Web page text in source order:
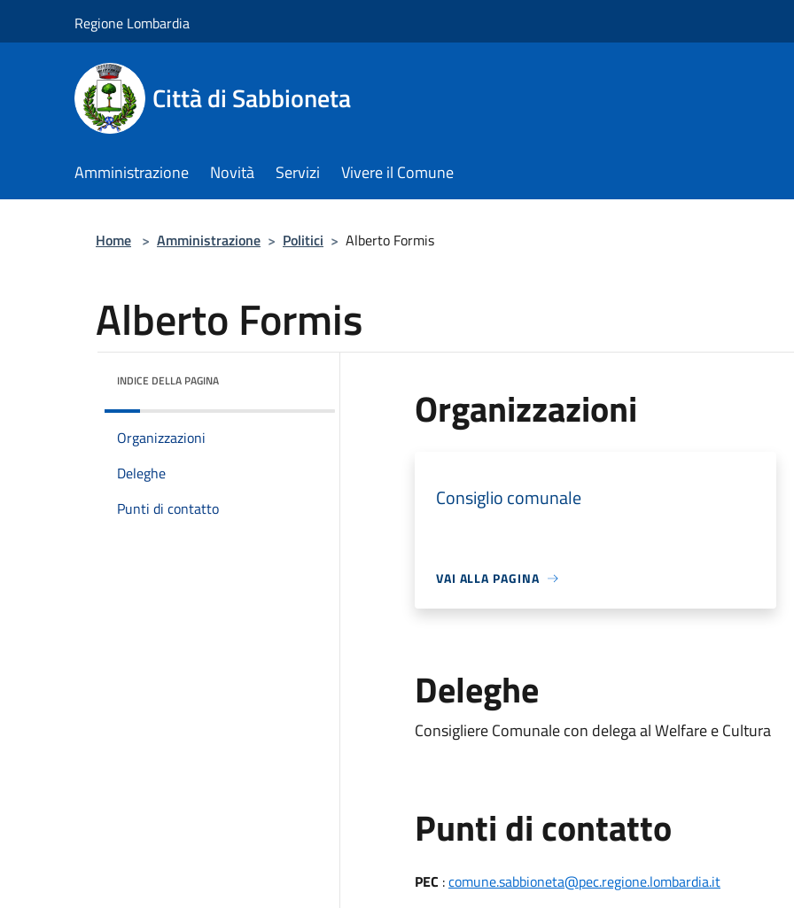
Regione Lombardia
Città di Sabbioneta
Amministrazione Novità Servizi Vivere il Comune
Home > Amministrazione > Politici > Alberto Formis
Alberto Formis
INDICE DELLA PAGINA
Organizzazioni
Deleghe
Punti di contatto
Organizzazioni
Consiglio comunale
VAI ALLA PAGINA
Deleghe
Consigliere Comunale con delega al Welfare e Cultura
Punti di contatto
PEC :comune.sabbioneta@pec.regione.lombardia.it